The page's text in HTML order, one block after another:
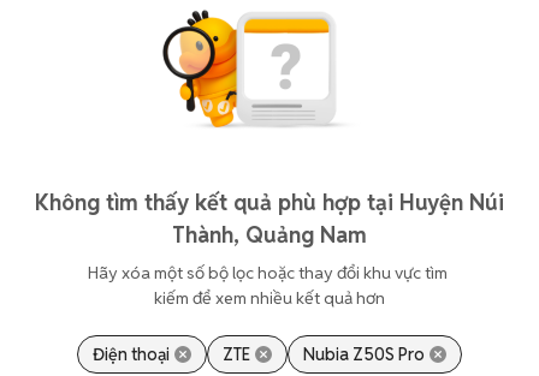
Không tìm thấy kết quả phù hợp tại Huyện Núi
Thành, Quảng Nam
Hãy xóa một số bộ lọc hoặc thay đổi khu vực tìm
kiếm để xem nhiều kết quả hơn
Điện thoại ZTE Nubia Z50S Pro